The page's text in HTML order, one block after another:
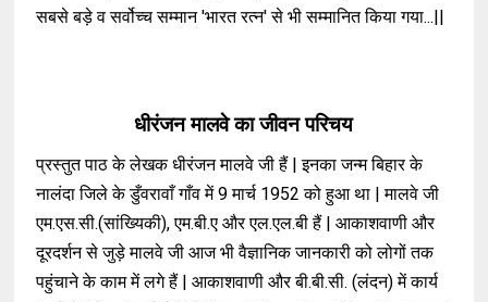
सबसे बड़े व सर्वोच्च सम्मान 'भारत रत्न' से भी सम्मानित किया गया...||
धीरंजन मालवे का जीवन परिचय
प्रस्तुत पाठ के लेखक धीरंजन मालवे जी हैं | इनका जन्म बिहार के
नालंदा जिले के डुँवरावाँ गाँव में 9 मार्च 1952 को हुआ था | मालवे जी
एम.एस.सी.(सांख्यिकी), एम.बी.ए और एल.एल.बी हैं | आकाशवाणी और
दूरदर्शन से जुड़े मालवे जी आज भी वैज्ञानिक जानकारी को लोगों तक
पहुंचाने के काम में लगे हैं | आकाशवाणी और बी.बी.सी. (लंदन) में कार्य